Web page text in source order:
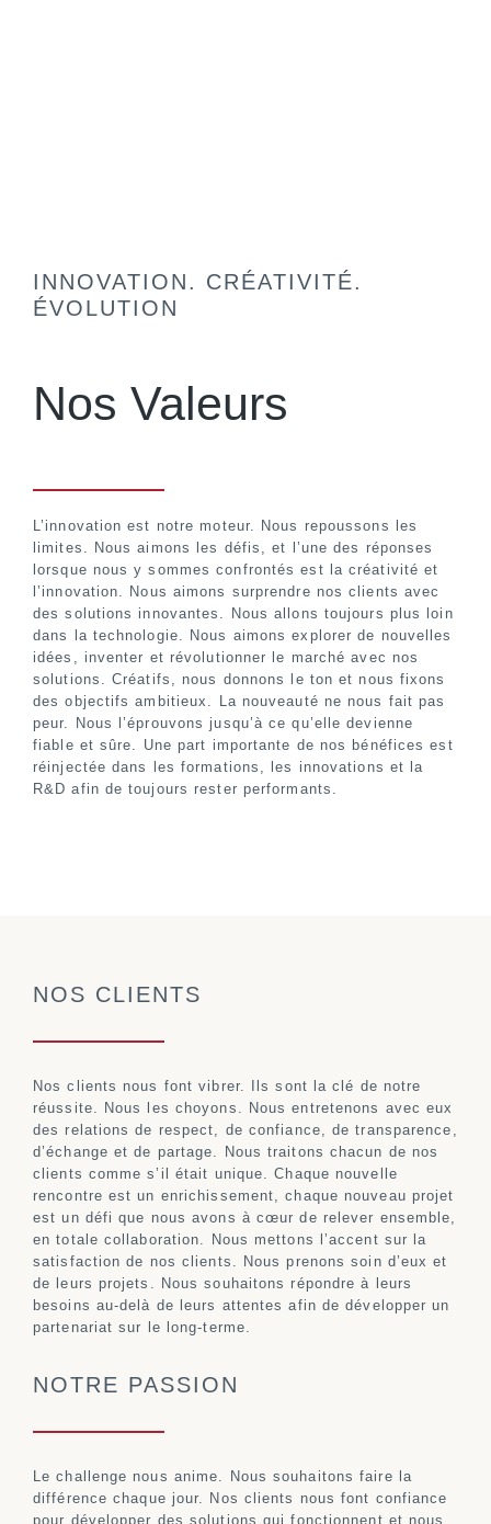
INNOVATION. CRÉATIVITÉ.
ÉVOLUTION
Nos Valeurs
L’innovation est notre moteur. Nous repoussons les
limites. Nous aimons les défis, et l’une des réponses
lorsque nous y sommes confrontés est la créativité et
l’innovation. Nous aimons surprendre nos clients avec
des solutions innovantes. Nous allons toujours plus loin
dans la technologie. Nous aimons explorer de nouvelles
idées, inventer et révolutionner le marché avec nos
solutions. Créatifs, nous donnons le ton et nous fixons
des objectifs ambitieux. La nouveauté ne nous fait pas
peur. Nous l’éprouvons jusqu’à ce qu’elle devienne
fiable et sûre. Une part importante de nos bénéfices est
réinjectée dans les formations, les innovations et la
R&D afin de toujours rester performants.
NOS CLIENTS
Nos clients nous font vibrer. Ils sont la clé de notre
réussite. Nous les choyons. Nous entretenons avec eux
des relations de respect, de confiance, de transparence,
d’échange et de partage. Nous traitons chacun de nos
clients comme s’il était unique. Chaque nouvelle
rencontre est un enrichissement, chaque nouveau projet
est un défi que nous avons à cœur de relever ensemble,
en totale collaboration. Nous mettons l’accent sur la
satisfaction de nos clients. Nous prenons soin d’eux et
de leurs projets. Nous souhaitons répondre à leurs
besoins au-delà de leurs attentes afin de développer un
partenariat sur le long-terme.
NOTRE PASSION
Le challenge nous anime. Nous souhaitons faire la
différence chaque jour. Nos clients nous font confiance
pour développer des solutions qui fonctionnent et nous